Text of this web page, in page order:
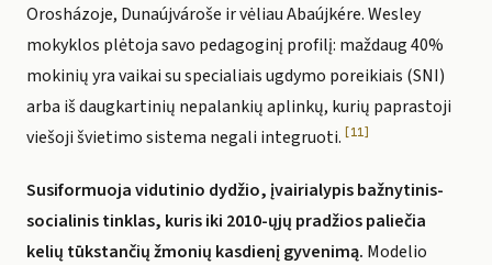
Orosházoje, Dunaújvároše ir vėliau Abaújkére. Wesley
mokyklos plėtoja savo pedagoginį profilį: maždaug 40%
mokinių yra vaikai su specialiais ugdymo poreikiais (SNI)
arba iš daugkartinių nepalankių aplinkų, kurių paprastoji
viešoji švietimo sistema negali integruoti. [11]
Susiformuoja vidutinio dydžio, įvairialypis bažnytinis-
socialinis tinklas, kuris iki 2010-ųjų pradžios paliečia
kelių tūkstančių žmonių kasdienį gyvenimą. Modelio